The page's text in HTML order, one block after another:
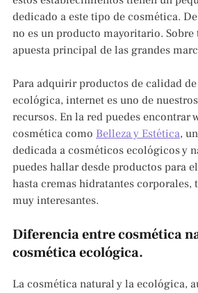
dedicado a este tipo de cosmética.
no es un producto mayoritario.
apuesta principal de las grandes
Para adquirir productos de calidad
ecológica, internet es uno de
recursos. En la red puedes encontrar
cosmética como Belleza y Estética,
dedicada a cosméticos ecológicos y
puedes hallar desde productos para
hasta cremas hidratantes corporales,
muy interesantes.
Diferencia entre cosmética
cosmética ecológica.
La cosmética natural y la ecológica,